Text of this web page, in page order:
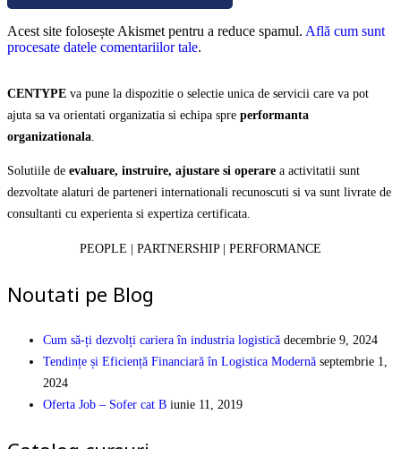
Acest site folosește Akismet pentru a reduce spamul. Află cum sunt
procesate datele comentariilor tale.
CENTYPE va pune la dispozitie o selectie unica de servicii care va pot
ajuta sa va orientati organizatia si echipa spre performanta
organizationala
Solutiile de evaluare, instruire, ajustare si operare a activitatii sunt
dezvoltate alaturi de parteneri internationali recunoscuti si va sunt livrate de
consultanti cu experienta si expertiza certificata.
PEOPLE | PARTNERSHIP | PERFORMANCE
Noutati pe Blog
Cum să-ți dezvolți cariera în industria logistică decembrie 9, 2024
Tendințe și Eficiență Financiară în Logistica Modernă septembrie 1,
2024
Oferta Job – Sofer cat B iunie 11, 2019